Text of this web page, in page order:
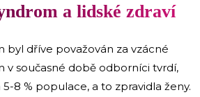
a lidské zdraví
byl dříve považován za vzácné
v současné době odborníci tvrdí,
8 % populace, a to zpravidla ženy.